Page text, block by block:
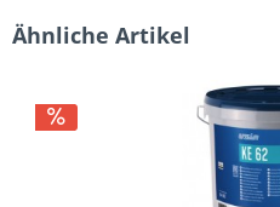
Ähnliche Artikel